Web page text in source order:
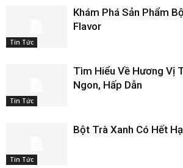
Tin Tức
Khám Phá Sản Phẩm
Flavor
Tin Tức
Tìm Hiểu Về Hương Vị
Ngon, Hấp Dẫn
Tin Tức
Bột Trà Xanh Có Hết